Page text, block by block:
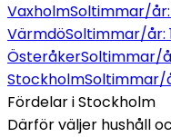
VaxholmSoltimmar/år:
VärmdöSoltimmar/år:
ÖsteråkerSoltimmar/
StockholmSoltimmar/
Fördelar iStockholm
Därför väljer hushåll